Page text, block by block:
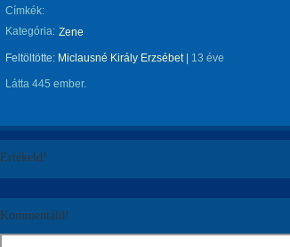
Címkék:
Kategória: Zene
Feltöltötte: Miclausné Király Erzsébet| 13 éve
Látta 445 ember.
Értékeld!
Kommentáld!